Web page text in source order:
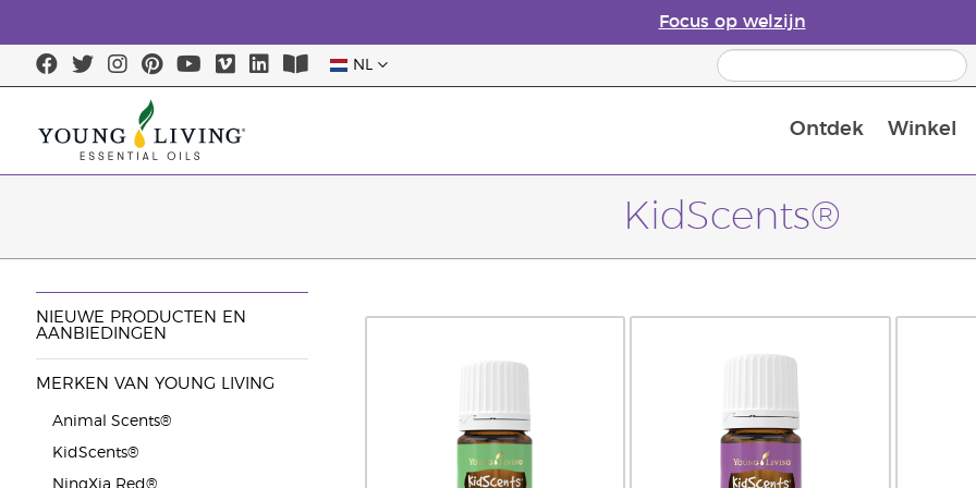
Focus op welzijn
NL
Ontdek Winkel
KidScents®
NIEUWE PRODUCTEN EN
AANBIEDINGEN
MERKEN VAN YOUNG LIVING
Animal Scents®
KidScents®
NingXia Red®